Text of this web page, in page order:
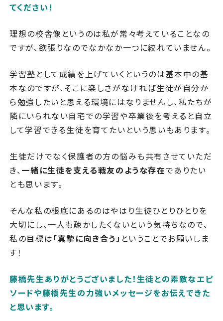
てください！
理想の校舎像というのは私が常々考えていることなの
ですが、欲張りなのでなかなか一つに絞れていません。
学習塾として成績を上げていくというのは基本中の基
本なのですが、そこに楽しさがなければ生徒が自分か
ら勉強したいと思える環境にはなりませんし、私たちが
隣にいられない自宅での学習や卒業後を考えると自立
して学習できる生徒を育てたいという思いもあります。
生徒だけでなく保護者の方の悩みも共有させていただ
き、一緒に生徒を支える戦友のような存在でありたい
とも思います。
そんな私の根底にあるのはやはり生徒ひとりひとりを
大切にし、一人も疎かしたくないという気持ちなので、
私の目標は「真摯に向き合う」 ということでお願いしま
す！
藤橋先生ありがとうございました！生徒との素敵なエピ
ソードや藤橋先生の力強いメッセージをお伝えできた
と思います。